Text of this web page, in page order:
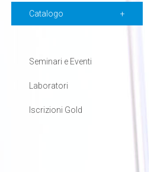
Catalogo
Seminari e Eventi
Laboratori
Iscrizioni Gold